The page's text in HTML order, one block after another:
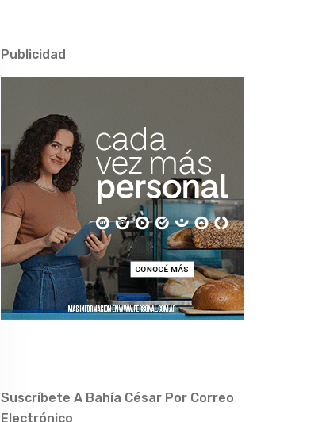
Publicidad
Suscríbete A Bahía César Por Correo
Electrónico